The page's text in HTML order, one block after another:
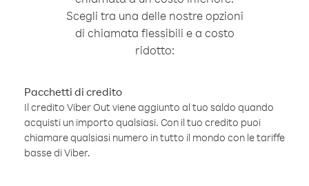
Scegli tra una delle nostre opzioni
di chiamata flessibili e a costo
ridotto:
Pacchetti di credito
Il credito Viber Out viene aggiunto al tuo saldo quando
acquisti un importo qualsiasi. Con il tuo credito puoi
chiamare qualsiasi numero in tutto il mondo con le tariffe
basse di Viber.